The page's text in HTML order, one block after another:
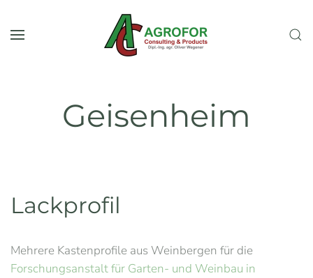
Zum Hauptinhalt springen
Geisenheim
Lackprofil
Mehrere Kastenprofile aus Weinbergen für die
Forschungsanstalt für Garten- und Weinbau in